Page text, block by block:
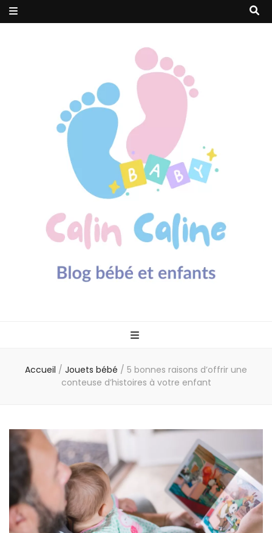
Caline
Accueil / Jouets bébé / 5 bonnes raisons d’offrir une
conteuse d’histoires à votre enfant